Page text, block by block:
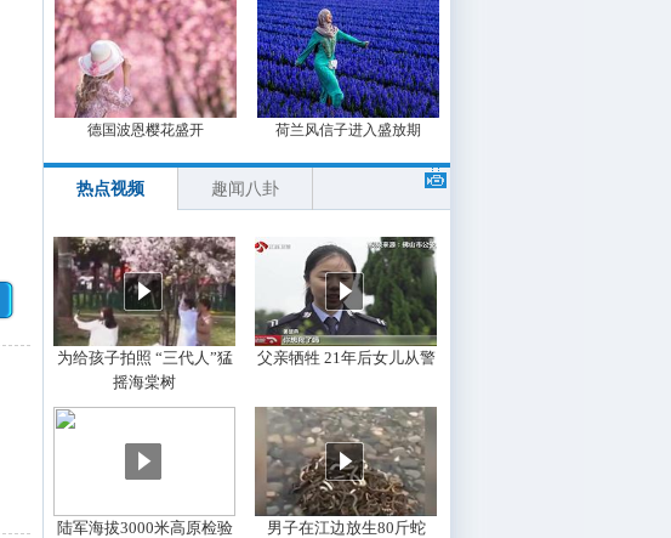
德国波恩樱花盛开 荷兰风信子进入盛放期
热点视频 趣闻八卦
为给孩子拍照 “三代人”猛
摇海棠树
父亲牺牲 21年后女儿从警
陆军海拔3000米高原检验
男子在江边放生80斤蛇